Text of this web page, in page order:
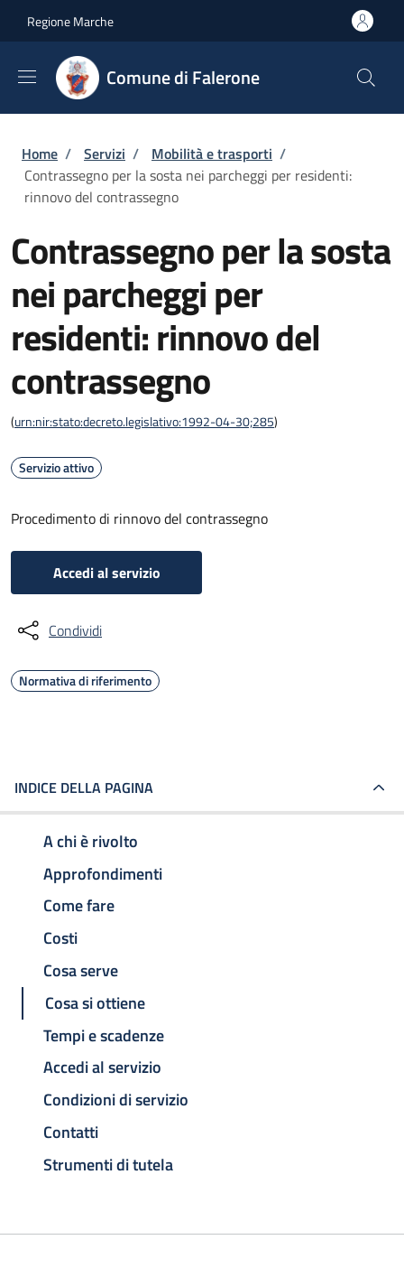
Regione Marche
Comune di Falerone
Briciole di pane
Home / Servizi / Mobilità e trasporti /
Contrassegno per la sosta nei parcheggi per residenti:
rinnovo del contrassegno
Contrassegno per la sosta
nei parcheggi per
residenti: rinnovo del
contrassegno
(urn:nir:stato:decreto.legislativo:1992-04-30;285)
Servizio attivo
Procedimento di rinnovo del contrassegno
Accedi al servizio
Condividi
Normativa di riferimento
INDICE DELLA PAGINA
A chi è rivolto
Approfondimenti
Come fare
Costi
Cosa serve
Cosa si ottiene
Tempi e scadenze
Accedi al servizio
Condizioni di servizio
Contatti
Strumenti di tutela